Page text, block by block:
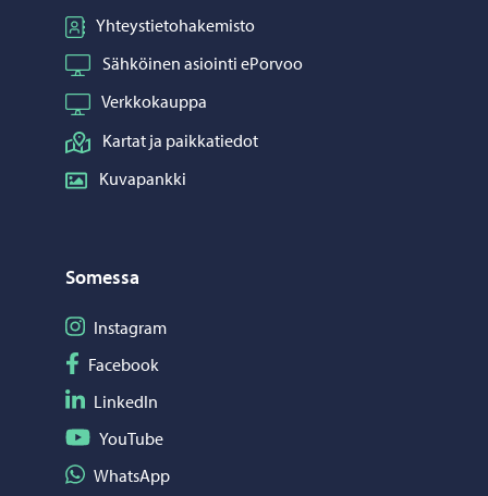
Yhteystietohakemisto
Sähköinen asiointi ePorvoo
Verkkokauppa
Kartat ja paikkatiedot
Kuvapankki
Somessa
Seuraa Instagram
Instagram
Seuraa Facebook
Facebook
Seuraa LinkedIn
LinkedIn
Seuraa YouTube
YouTube
Jaa WhatsApp
WhatsApp